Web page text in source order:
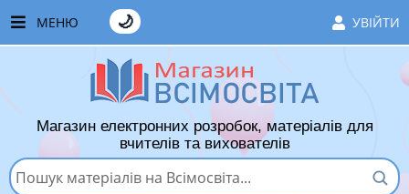
МЕНЮ УВІЙТИ
🌙
ЧАСТІ ЗАПИТАННЯ
ЯК ТУТ КУПУВАТИ
ЯК ТУТ ПРОДАВАТИ
Магазин електронних розробок, матеріалів для
вчителів та вихователів